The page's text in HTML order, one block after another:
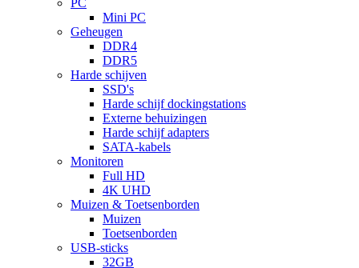
PC
Mini PC
Geheugen
DDR4
DDR5
Harde schijven
SSD's
Harde schijf dockingstations
Externe behuizingen
Harde schijf adapters
SATA-kabels
Monitoren
Full HD
4K UHD
Muizen & Toetsenborden
Muizen
Toetsenborden
USB-sticks
32GB